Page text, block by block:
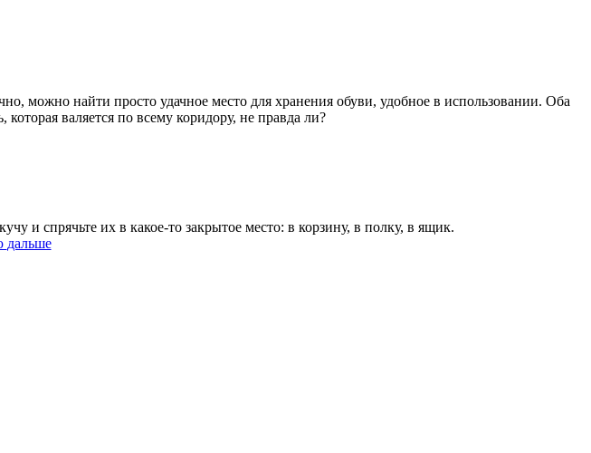
можно найти просто удачное место для хранения обуви, удобное в использовании. Оба
валяется по всему коридору, не правда ли?
и спрячьте их в какое-то закрытое место: в корзину, в полку, в ящик.
дальше